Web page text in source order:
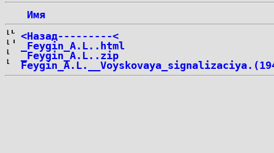
Имя
<Назад---------<
_Feygin_A.L..html
_Feygin_A.L..zip